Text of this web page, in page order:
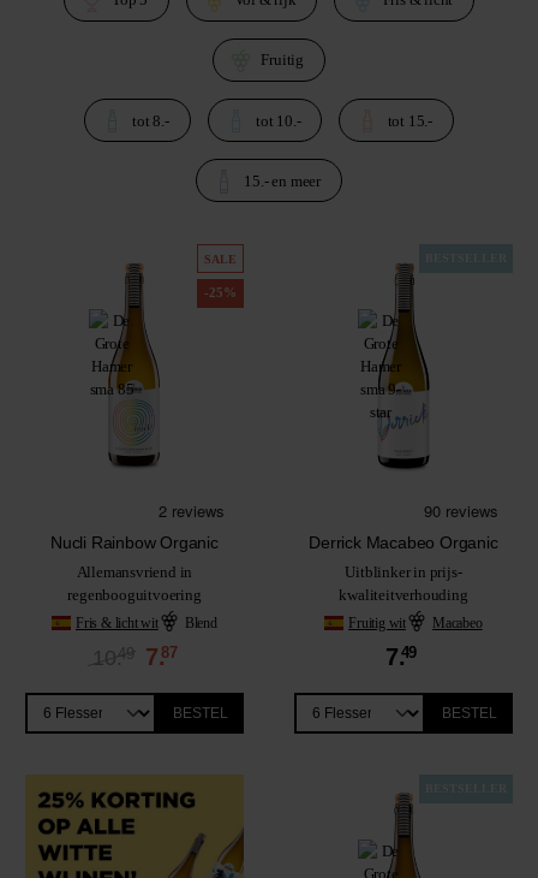
witte wijn kunt bestellen. Houd je van
Sauvignon Blanc
? Of
? Probeer ook eens de lokale druif uit
. Ook liefhebbers van
hebben ruime keuze. Alle witte Neleman wijnenbekroond,
lekker en betaalbaar!
Gratis thuisbezorgd vanaf € 75,-
Fruitig
tot 8.- tot 10.- tot 15.-
15.- en meer
SALE
-25%
Nucli Rainbow Organic
Allemansvriend in
regenbooguitvoering
Fris & licht wit Blend
10.49 7.87
BESTEL
Derrick Macabeo Organic
Uitblinker in prijs-
kwaliteitverhouding
Fruitig wit Macabeo
7.49
BESTEL